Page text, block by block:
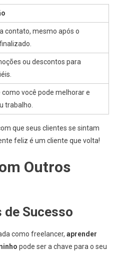
contato, mesmo após o
ou descontos para
como você pode melhorar e
trabalho.
que seus clientes se sintam
feliz é um cliente que volta!
Outros
de Sucesso
como freelancer, aprender
pode ser a chave para o seu